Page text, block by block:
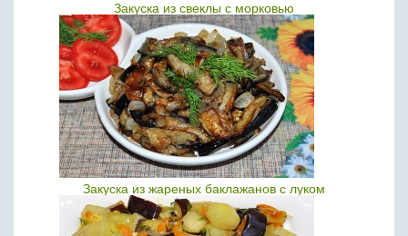
Закуска из свеклы с морковью
Закуска из жареных баклажанов с луком